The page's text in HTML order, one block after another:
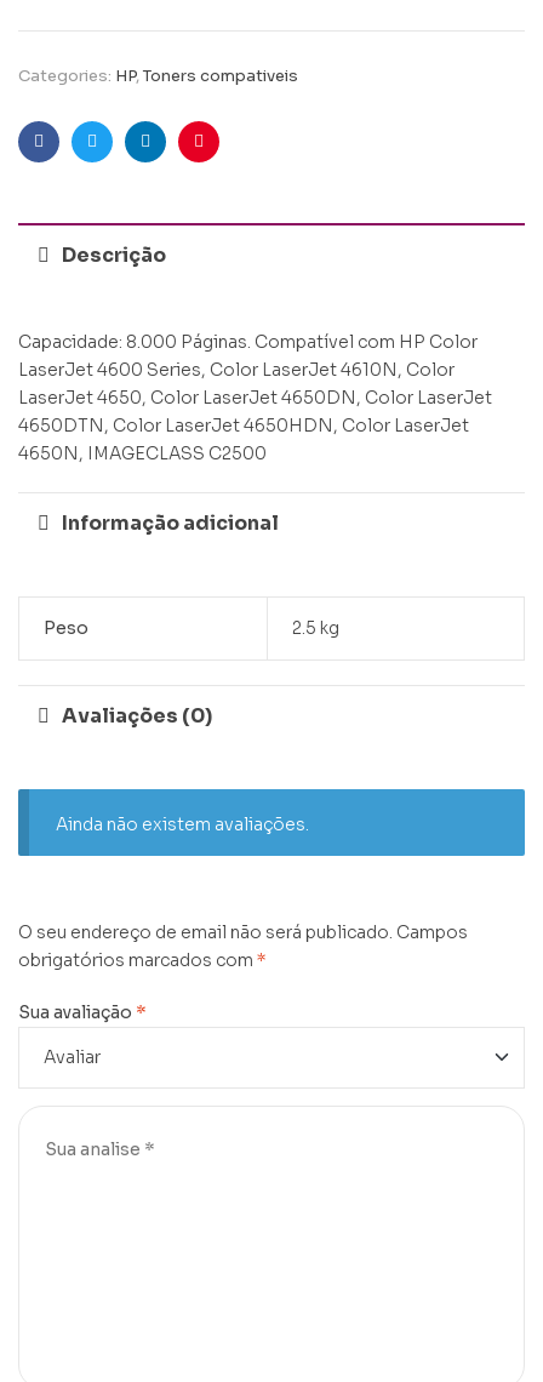
Categories: HP,Toners compativeis
FacebookTwitterLinkedinPinterest
Descrição
Capacidade: 8.000 Páginas. Compatível com HP Color
LaserJet 4600 Series, Color LaserJet 4610N, Color
LaserJet 4650, Color LaserJet 4650DN, Color LaserJet
4650DTN, Color LaserJet 4650HDN, Color LaserJet
4650N, IMAGECLASS C2500
Informação adicional
Peso 2.5 kg
Avaliações (0)
Ainda não existem avaliações.
O seu endereço de email não será publicado. Campos
obrigatórios marcados com *
Sua avaliação *